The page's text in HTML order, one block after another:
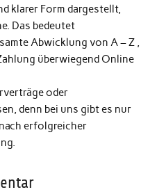
klarer Form dargestellt,
Das bedeutet
Abwicklung von A – Z ,
überwiegend Online
oder
denn bei uns gibt es nur
erfolgreicher